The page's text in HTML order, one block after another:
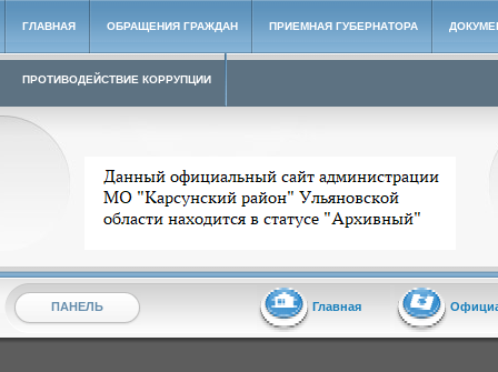
ГЛАВНАЯ ОБРАЩЕНИЯ ГРАЖДАН ПРИЕМНАЯ ГУБЕРНАТОРА
ПРОТИВОДЕЙСТВИЕ КОРРУПЦИИ
Архивный сайт администрации МО "Карсунский район"
ПАНЕЛЬ Главная